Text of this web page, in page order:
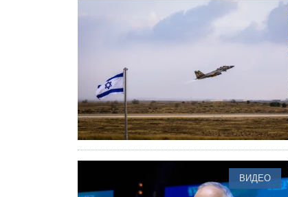
ВИДЕО